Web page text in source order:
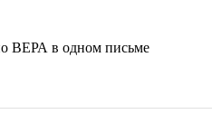
ВЕРА в одном письме